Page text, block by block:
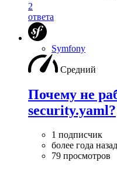
2
ответа
Symfony
Средний
Почему не
security.yaml?
1 подписчик
более года назад
79 просмотров